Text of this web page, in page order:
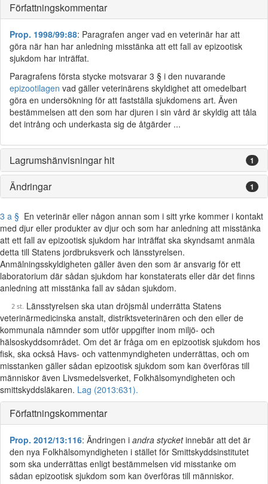
Författningskommentar
Prop. 1998/99:88: Paragrafen anger vad en veterinär har att
göra när han har anledning misstänka att ett fall av epizootisk
sjukdom har inträffat.
Paragrafens första stycke motsvarar 3 § i den nuvarande
epizootilagen vad gäller veterinärens skyldighet att omedelbart
göra en undersökning för att fastställa sjukdomens art. Även
bestämmelsen att den som har djuren i sin vård är skyldig att tåla
det intrång och underkasta sig de åtgärder ...
Lagrumshänvisningar hit 1
Ändringar 1
3 a § En veterinär eller någon annan som i sitt yrke kommer i kontakt
med djur eller produkter av djur och som har anledning att misstänka
att ett fall av epizootisk sjukdom har inträffat ska skyndsamt anmäla
detta till Statens jordbruksverk och länsstyrelsen.
Anmälningsskyldigheten gäller även den som är ansvarig för ett
laboratorium där sådan sjukdom har konstaterats eller där det finns
anledning att misstänka fall av sådan sjukdom.
Länsstyrelsen ska utan dröjsmål underrätta Statens
veterinärmedicinska anstalt, distriktsveterinären och den eller de
kommunala nämnder som utför uppgifter inom miljö- och
hälsoskyddsområdet. Om det är fråga om en epizootisk sjukdom hos
fisk, ska också Havs- och vattenmyndigheten underrättas, och om
misstanken gäller sådan epizootisk sjukdom som kan överföras till
människor även Livsmedelsverket, Folkhälsomyndigheten och
smittskyddsläkaren. Lag (2013:631).
Författningskommentar
Prop. 2012/13:116: Ändringen i andra stycketinnebär att det är
den nya Folkhälsomyndigheten i stället för Smittskyddsinstitutet
som ska underrättas enligt bestämmelsen vid misstanke om
sådan epizootisk sjukdom som kan överföras till människor.